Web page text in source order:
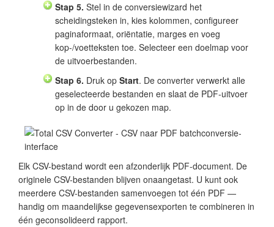
Stap 5. Stel in de conversiewizard het
scheidingsteken in, kies kolommen, configureer
paginaformaat, oriëntatie, marges en voeg
kop-/voetteksten toe. Selecteer een doelmap voor
de uitvoerbestanden.
Stap 6. Druk op Start. De converter verwerkt alle
geselecteerde bestanden en slaat de PDF-uitvoer
op in de door u gekozen map.
Elk CSV-bestand wordt een afzonderlijk PDF-document. De
originele CSV-bestanden blijven onaangetast. U kunt ook
meerdere CSV-bestanden samenvoegen tot één PDF —
handig om maandelijkse gegevensexporten te combineren in
één geconsolideerd rapport.